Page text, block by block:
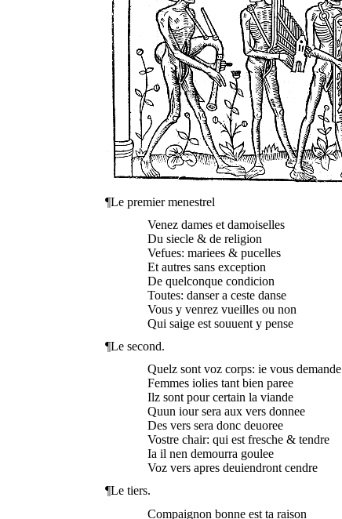
¶Le premier menestrel
Venez dames et damoiselles
Du siecle & de religion
Vefues: mariees & pucelles
Et autres sans exception
De quelconque condicion
Toutes: danser a ceste danse
Vous y venrez vueilles ou non
Qui saige est souuent y pense
¶Le second.
Quelz sont voz corps: ie vous demande
Femmes iolies tant bien paree
Ilz sont pour certain la viande
Quun iour sera aux vers donnee
Des vers sera donc deuoree
Vostre chair: qui est fresche & tendre
Ia il nen demourra goulee
Voz vers apres deuiendront cendre
¶Le tiers.
Compaignon bonne est ta raison